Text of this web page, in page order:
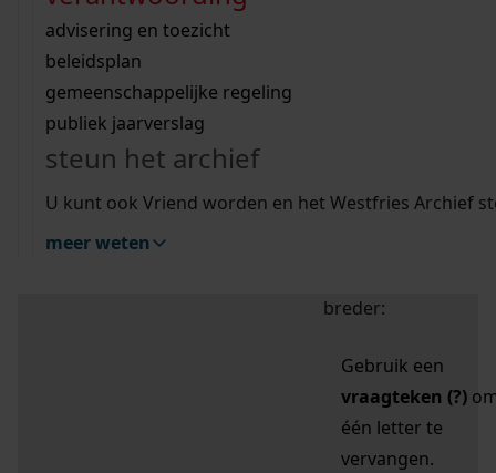
bouwvergunningen
omgevingsvergunningen
vergunningen
beeld en geluid
uitleg nodig?
Wij helpen u op weg met een aantal zoektips.
bekijk alle zoektips
Wij helpen u op weg met een aantal zoektips.
bekijk alle zoektips
bekijk ons geschiedenislokaal
advisering en toezicht
beleidsplan
gemeenschappelijke regeling
publiek jaarverslag
steun het archief
U kunt ook Vriend worden en het Westfries Archief
meer weten
zoektips
Mijn Studiezaal (inloggen)
uw zoekopdracht te
breder:
Gebruik een
vraagteken (?)
één letter te
vervangen.